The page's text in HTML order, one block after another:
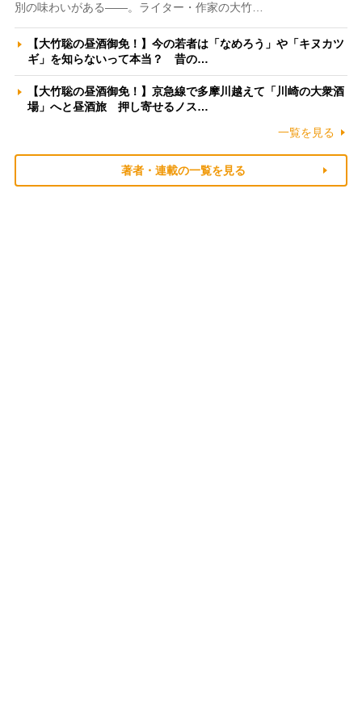
別の味わいがある――。ライター・作家の大竹…
【大竹聡の昼酒御免！】今の若者は「なめろう」や「キヌカツ
ギ」を知らないって本当？ 昔の…
【大竹聡の昼酒御免！】京急線で多摩川越えて「川崎の大衆酒
場」へと昼酒旅 押し寄せるノス…
一覧を見る
著者・連載の一覧を見る